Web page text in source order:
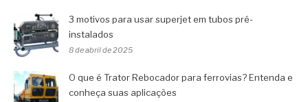
3 motivos para usar superjet em tubos pré-
instalados
8 de abril de 2025
O que é Trator Rebocador para ferrovias? Entenda e
conheça suas aplicações